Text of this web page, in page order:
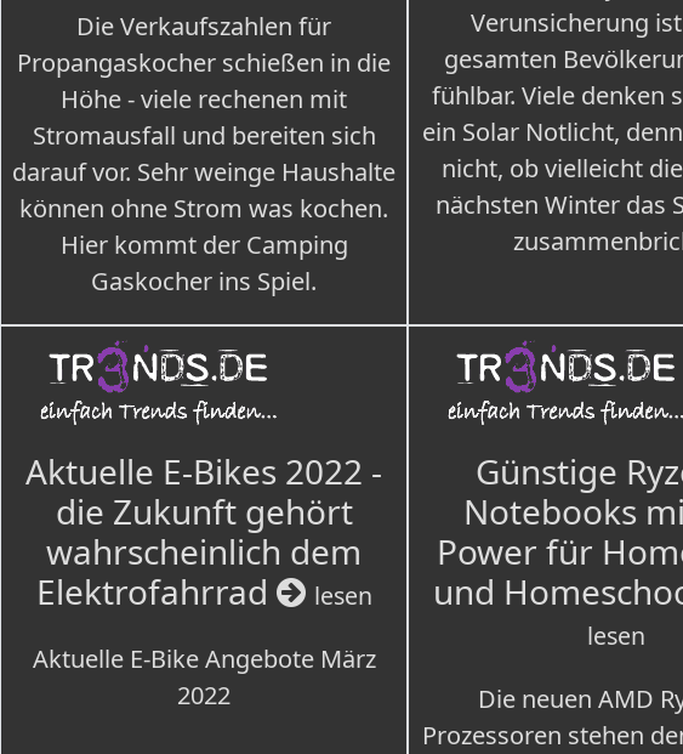
Die Verkaufszahlen für
Propangaskocher schießen in die
Höhe - viele rechenen mit
Stromausfall und bereiten sich
darauf vor. Sehr weinge Haushalte
können ohne Strom was kochen.
Hier kommt der Camping
Gaskocher ins Spiel.
Verunsicherung
gesamten
fühlbar. Viele denken
ein Solar Notlicht,
nicht, ob vielleicht
nächsten Winter das
Aktuelle E-Bikes 2022 -
die Zukunft gehört
wahrscheinlich dem
Elektrofahrrad
lesen
Aktuelle E-Bike Angebote März
2022
Günstige
Notebooks
Power für
und
lesen
Die neuen AMD
Prozessoren stehen